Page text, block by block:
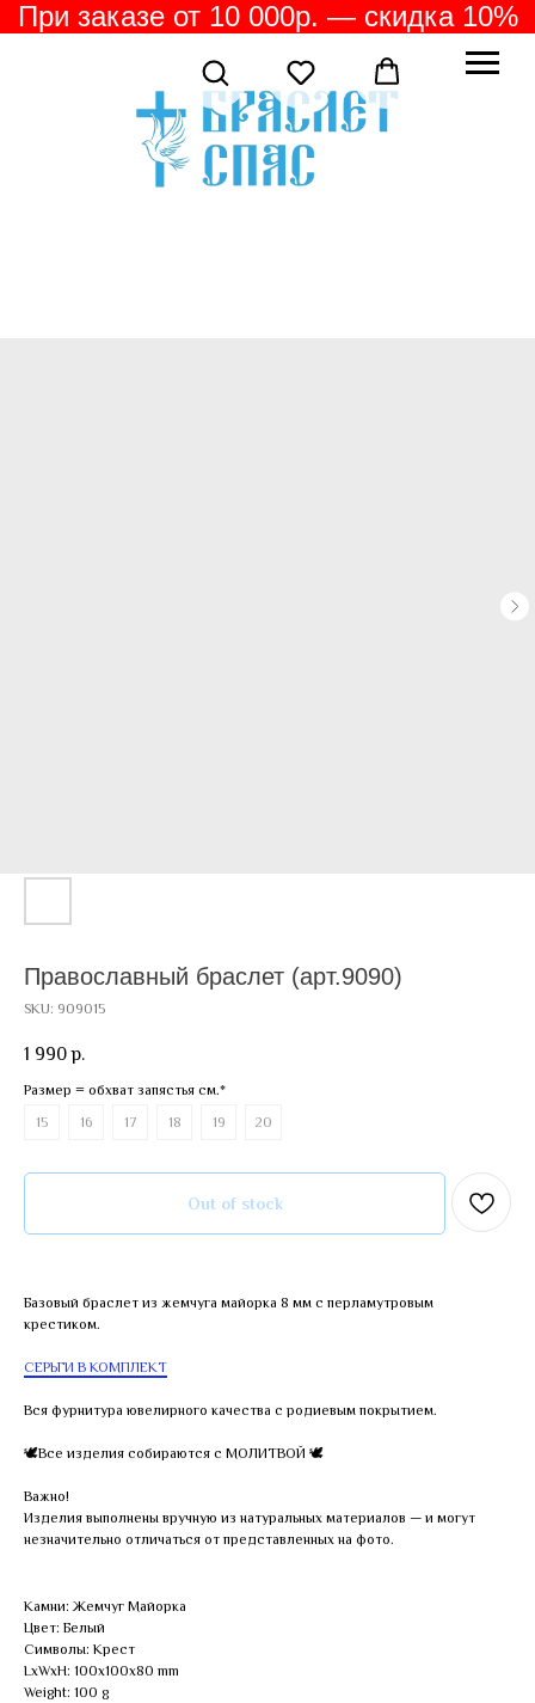
При заказе от 10 000р. — скидка 10%
Православный браслет (арт.9090)
SKU: 909015
1 990 р.
Размер = обхват запястья см.*
15
16 17 18 19 20
Out of stock
Базовый браслет из жемчуга майорка 8 мм с перламутровым
крестиком.
СЕРЬГИ В КОМПЛЕКТ
Вся фурнитура ювелирного качества с родиевым покрытием.
🕊Все изделия собираются с МОЛИТВОЙ 🕊
Важно!
Изделия выполнены вручную из натуральных материалов — и могут
незначительно отличаться от представленных на фото.
Камни: Жемчуг Майорка
Цвет: Белый
Символы: Крест
LxWxH: 100x100x80 mm
Weight: 100 g